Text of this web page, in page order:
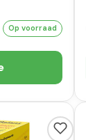
Op voorraad